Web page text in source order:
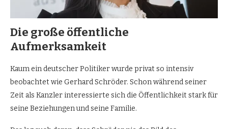
Die große öffentliche
Aufmerksamkeit
Kaum ein deutscher Politiker wurde privat so intensiv
beobachtet wie Gerhard Schröder. Schon während seiner
Zeit als Kanzler interessierte sich die Öffentlichkeit stark für
seine Beziehungen und seine Familie.